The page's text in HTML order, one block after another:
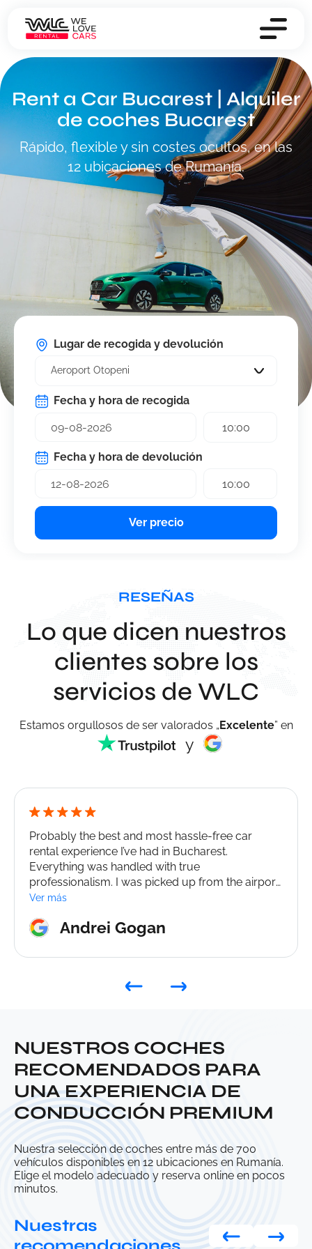
Rent a Car Bucarest | Alquiler
de coches Bucarest
Rápido, flexible y sin costes ocultos, en las
12 ubicaciones de Rumanía.
Lugar de recogida y devolución
Aeroport Otopeni
Fecha y hora de recogida
10:00
Fecha y hora de devolución
10:00
Ver precio
RESEÑAS
Lo que dicen nuestros
clientes sobre los
servicios de WLC
Estamos orgullosos de ser valorados „Excelente” en
y
Probably the best and most hassle-free car
rental experience I’ve had in Bucharest.
Everything was handled with true
professionalism. I was picked up from the airport
right on time with zero waiting, and the drop-off
the paperwork was completed in just a few
extremely professional, the prices are very good,
perfect condition and I had absolutely no issues
recommend this company to anyone looking for
a reliable and stress-free car rental in Bucharest.
Ver más
Andrei Gogan
NUESTROS COCHES
RECOMENDADOS PARA
UNA EXPERIENCIA DE
CONDUCCIÓN PREMIUM
Nuestra selección de coches entre más de 700
vehículos disponibles en 12 ubicaciones en Rumanía.
Elige el modelo adecuado y reserva online en pocos
minutos.
Nuestras